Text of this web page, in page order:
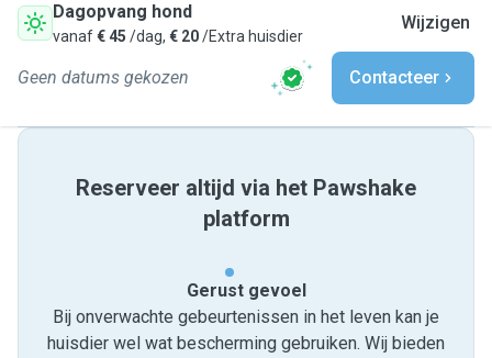
Dagopvang hond
vanaf€ 45 /dag, € 20/Extra huisdier
Wijzigen
Geen datums gekozen Contacteer
Reserveer altijd via het Pawshake
platform
Gerust gevoel
Bij onverwachte gebeurtenissen in het leven kan je
huisdier wel wat bescherming gebruiken. Wij bieden